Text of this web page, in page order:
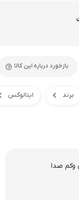
بازخورد درباره این کالا
برند ایتالوکس
صدا